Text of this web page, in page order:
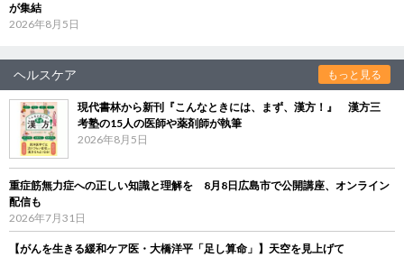
が集結
2026年8月5日
ヘルスケア もっと見る
現代書林から新刊『こんなときには、まず、漢方！』 漢方三
考塾の15人の医師や薬剤師が執筆
2026年8月5日
重症筋無力症への正しい知識と理解を 8月8日広島市で公開講座、オンライン
配信も
2026年7月31日
【がんを生きる緩和ケア医・大橋洋平「足し算命」】天空を見上げて